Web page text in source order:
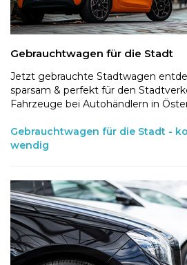
Gebrauchtwagen für die Stadt
Jetzt gebrauchte Stadtwagen
sparsam & perfekt für den
Fahrzeuge bei Autohändlern in
Gebrauchtwagen für die Stadt -
wendig